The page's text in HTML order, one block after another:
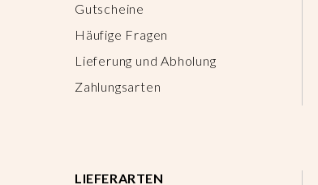
Gutscheine
Häufige Fragen
Lieferung und Abholung
Zahlungsarten
LIEFERARTEN